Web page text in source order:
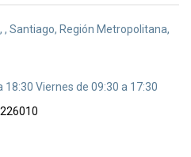
Santiago, Región Metropolitana,
18:30 Viernes de 09:30 a 17:30